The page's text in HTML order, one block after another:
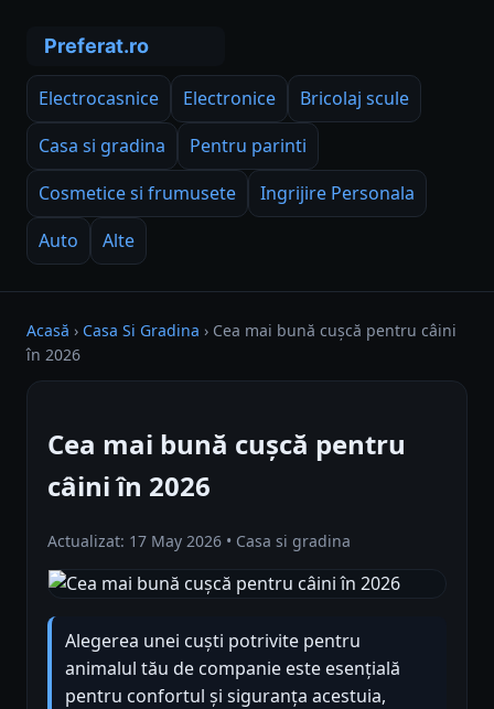
Electrocasnice Electronice
Bricolaj scule
Casa si gradina
Pentru parinti
Cosmetice si frumusete
Ingrijire Personala
Auto
Alte
Acasă › Casa Si Gradina › Cea mai bună cușcă pentru câini
în 2026
Cea mai bună cușcă pentru
câini în 2026
Actualizat: 17 May 2026 • Casa si gradina
Alegerea unei cuști potrivite pentru
animalul tău de companie este esențială
pentru confortul și siguranța acestuia,